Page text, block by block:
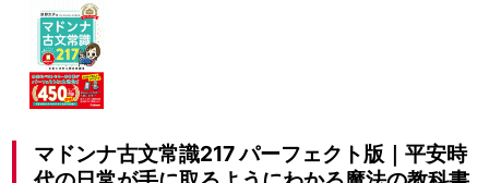
マドンナ古文常識217 パーフェクト版｜平安時